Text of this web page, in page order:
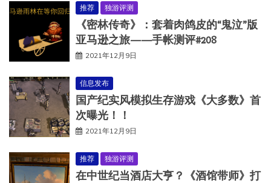
推荐 独游评测
《密林传奇》：套着肉鸽皮的“鬼泣”版
亚马逊之旅——手帐测评#208
2021年12月9日
信息发布
国产纪实风模拟生存游戏《大多数》首
次曝光！！
2021年12月9日
推荐 独游评测
在中世纪当酒店大亨？《酒馆带师》打